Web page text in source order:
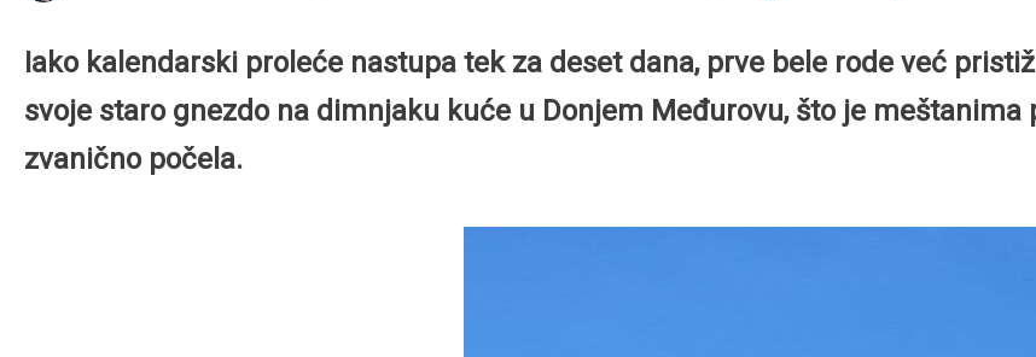
Iako kalendarski proleće nastupa tek za deset dana, prve bele rode već
svoje staro gnezdo na dimnjaku kuće u Donjem Međurovu, što je
zvanično počela.